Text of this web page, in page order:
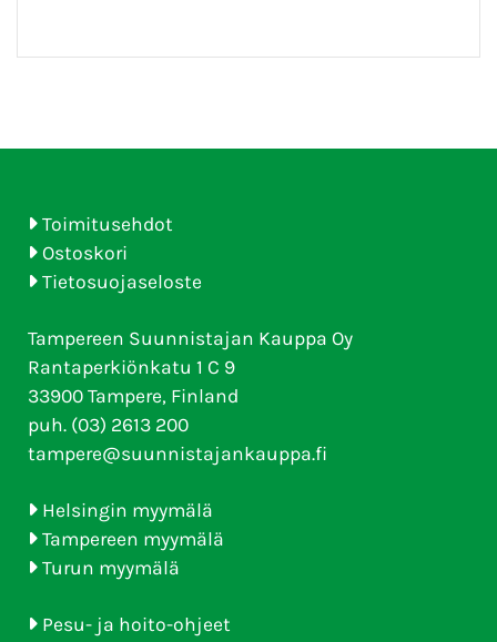
Toimitusehdot
Ostoskori
Tietosuojaseloste
Tampereen Suunnistajan Kauppa Oy
Rantaperkiönkatu 1 C 9
33900 Tampere, Finland
puh. (03) 2613 200
tampere@suunnistajankauppa.fi
Helsingin myymälä
Tampereen myymälä
Turun myymälä
Pesu- ja hoito-ohjeet